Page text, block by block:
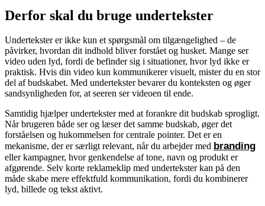
Derfor skal du bruge undertekster
Undertekster er ikke kun et spørgsmål om tilgængelighed – de
påvirker, hvordan dit indhold bliver forstået og husket. Mange ser
video uden lyd, fordi de befinder sig i situationer, hvor lyd ikke er
praktisk. Hvis din video kun kommunikerer visuelt, mister du en stor
del af budskabet. Med undertekster bevarer du konteksten og øger
sandsynligheden for, at seeren ser videoen til ende.
Samtidig hjælper undertekster med at forankre dit budskab sprogligt.
Når brugeren både ser og læser det samme budskab, øger det
forståelsen og hukommelsen for centrale pointer. Det er en
mekanisme, der er særligt relevant, når du arbejder med branding
eller kampagner, hvor genkendelse af tone, navn og produkt er
afgørende. Selv korte reklameklip med undertekster kan på den
måde skabe mere effektfuld kommunikation, fordi du kombinerer
lyd, billede og tekst aktivt.